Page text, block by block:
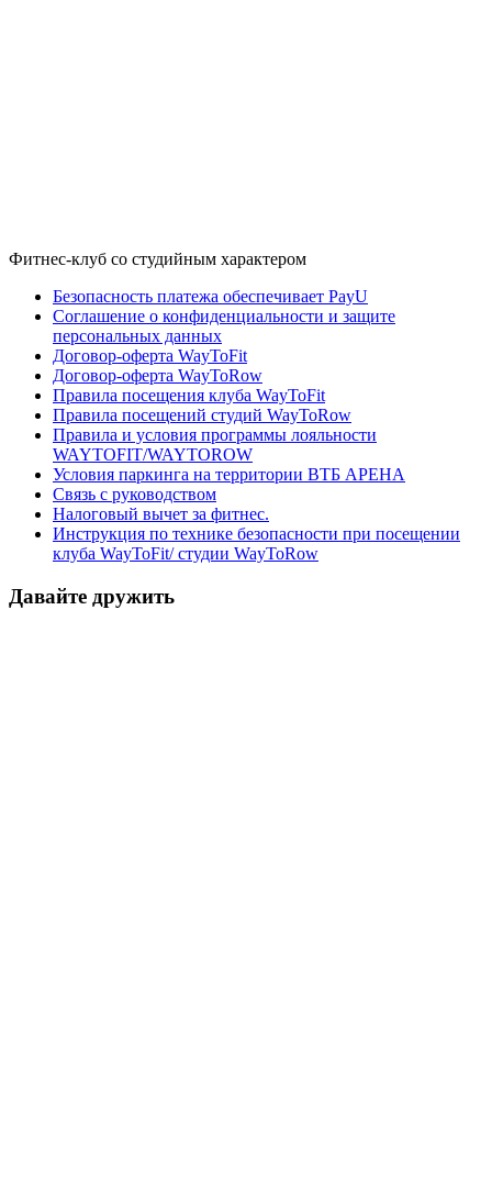
Фитнес-клуб со студийным характером
Безопасность платежа обеспечивает PayU
Соглашение о конфиденциальности и защите
персональных данных
Договор-оферта WayToFit
Договор-оферта WayToRow
Правила посещения клуба WayToFit
Правила посещений студий WayToRow
Правила и условия программы лояльности
WAYTOFIT/WAYTOROW
Условия паркинга на территории ВТБ АРЕНА
Связь с руководством
Налоговый вычет за фитнес.
Инструкция по технике безопасности при посещении
клуба WayToFit/ студии WayToRow
Давайте дружить